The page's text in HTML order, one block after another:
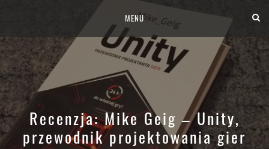
content
MENU
Recenzja: Mike Geig – Unity,
przewodnik projektowania gier